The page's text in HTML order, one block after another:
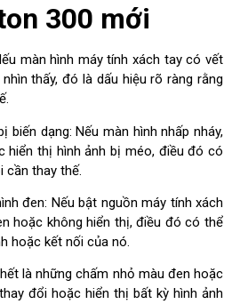
300 mới
màn hình máy tính xách tay có vết
thấy, đó là dấu hiệu rõ ràng rằng
biến dạng: Nếu màn hình nhấp nháy,
hiển thị hình ảnh bị méo, điều đó có
cần thay thế.
đen: Nếu bật nguồn máy tính xách
hoặc không hiển thị, điều đó có thể
hoặc kết nối của nó.
là những chấm nhỏ màu đen hoặc
đổi hoặc hiển thị bất kỳ hình ảnh